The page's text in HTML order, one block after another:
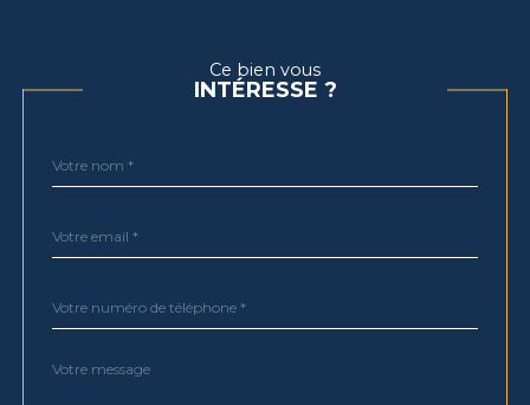
Ce bien vous
INTÉRESSE ?
par
*
*
*
Fieldset
Message
*